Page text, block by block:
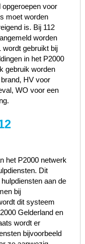
voor
moet worden
is. Bij 112
worden
wordt gebruikt bij
in het P2000
gebruik worden
HV voor
WO voor een
het P2000 netwerk
Dit
aan de
bij
dit systeem
Gelderland en
wordt er
bijvoorbeeld